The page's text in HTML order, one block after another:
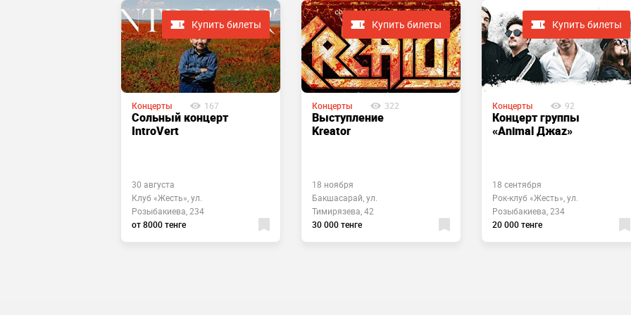
Купить билеты
Концерты 167
Сольный концерт
IntroVert
30 августа
Клуб «Жесть», ул.
Розыбакиева, 234
от 8000 тенге
Купить билеты
Концерты 322
Выступление
Kreator
18 ноября
Бакшасарай, ул.
Тимирязева, 42
30 000 тенге
Купить билеты
Концерты 92
Концерт группы
«Animal Джаz»
18 сентября
Рок-клуб «Жесть», ул.
Розыбакиева, 234
20 000 тенге